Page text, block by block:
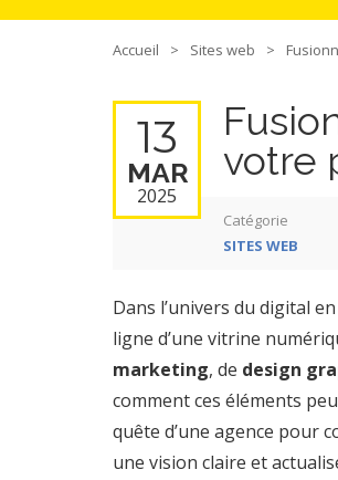
Accueil Sites web
13
MAR
2025
votre
Catégorie
SITES WEB
Dans l’univers du digital
ligne d’une vitrine
marketing, de design
comment ces éléments
quête d’une agence pour
une vision claire et